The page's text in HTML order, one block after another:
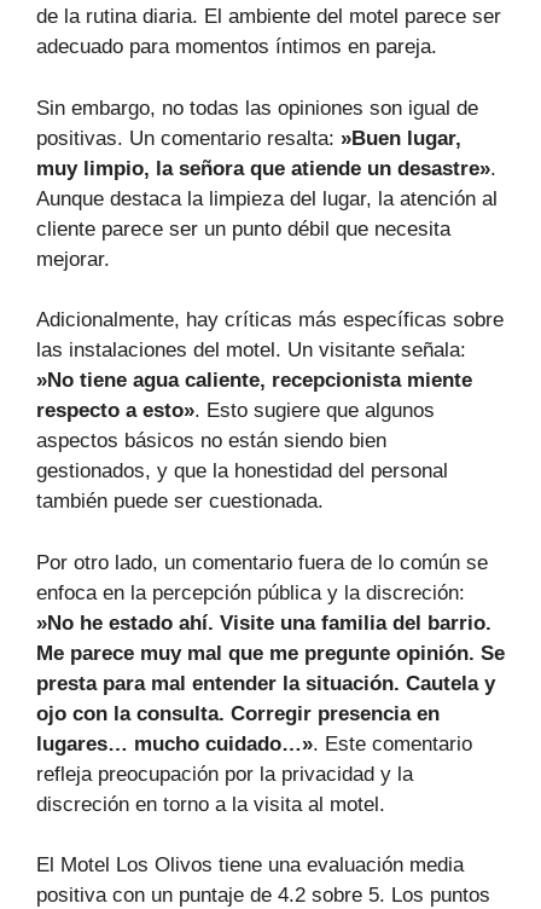
de la rutina diaria. El ambiente del motel parece ser
adecuado para momentos íntimos en pareja.
Sin embargo, no todas las opiniones son igual de
positivas. Un comentario resalta: »Buen lugar,
muy limpio, la señora que atiende un desastre».
Aunque destaca la limpieza del lugar, la atención al
cliente parece ser un punto débil que necesita
mejorar.
Adicionalmente, hay críticas más específicas sobre
las instalaciones del motel. Un visitante señala:
»No tiene agua caliente, recepcionista miente
respecto a esto». Esto sugiere que algunos
aspectos básicos no están siendo bien
gestionados, y que la honestidad del personal
también puede ser cuestionada.
Por otro lado, un comentario fuera de lo común se
enfoca en la percepción pública y la discreción:
»No he estado ahí. Visite una familia del barrio.
Me parece muy mal que me pregunte opinión. Se
presta para mal entender la situación. Cautela y
ojo con la consulta. Corregir presencia en
lugares… mucho cuidado…». Este comentario
refleja preocupación por la privacidad y la
discreción en torno a la visita al motel.
El Motel Los Olivos tiene una evaluación media
positiva con un puntaje de 4.2 sobre 5. Los puntos